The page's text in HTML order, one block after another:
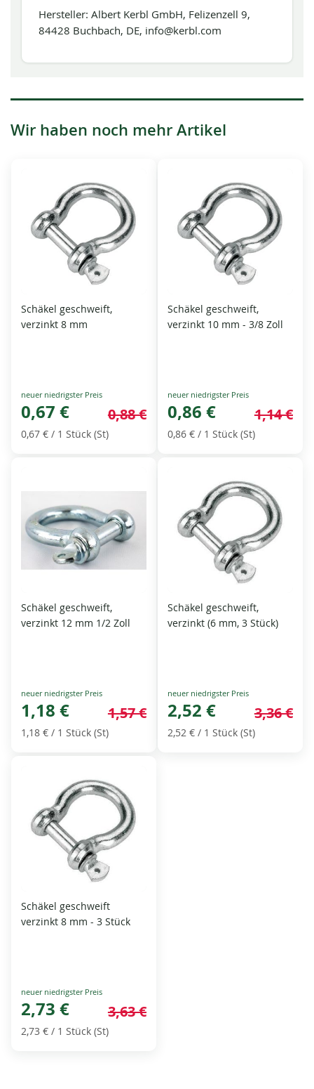
Hersteller: Albert Kerbl GmbH, Felizenzell 9,
84428 Buchbach, DE, info@kerbl.com
Wir haben noch mehr Artikel
Schäkel geschweift,
verzinkt 8 mm
Special
Price
0,67 € 0,88 €
0,67 € / 1 Stück (St)
Schäkel geschweift,
verzinkt 10 mm - 3/8 Zoll
Special
Price
0,86 € 1,14 €
0,86 € / 1 Stück (St)
Schäkel geschweift,
verzinkt 12 mm 1/2 Zoll
Special
Price
1,18 € 1,57 €
1,18 € / 1 Stück (St)
Schäkel geschweift,
verzinkt (6 mm, 3 Stück)
Special
Price
2,52 € 3,36 €
2,52 € / 1 Stück (St)
Schäkel geschweift
verzinkt 8 mm - 3 Stück
Special
Price
2,73 € 3,63 €
2,73 € / 1 Stück (St)